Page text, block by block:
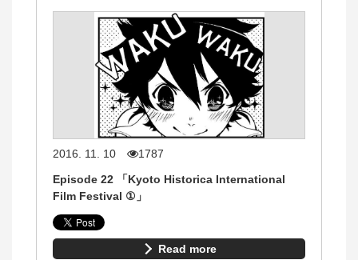
2016. 11. 10
1787
Episode 22 「Kyoto Historica International
Film Festival ①」
Read more